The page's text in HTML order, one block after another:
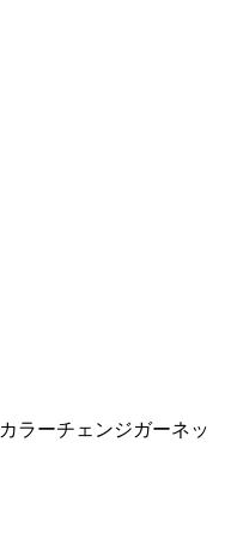
カラーチェンジガーネッ